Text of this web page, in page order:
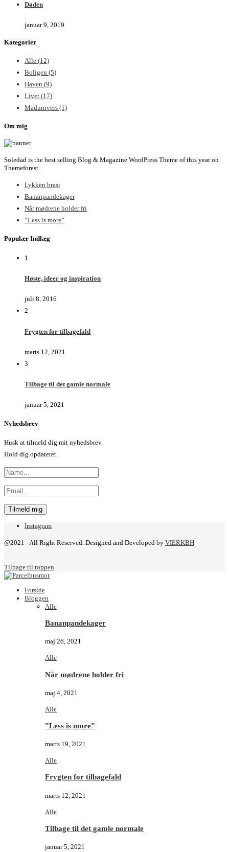
Døden
januar 9, 2019
Kategorier
Alle (12)
Boligen (5)
Haven (9)
Livet (17)
Madunivers (1)
Om mig
Soledad is the best selling Blog & Magazine WordPress Theme of this year on
Themeforest.
Lykken brast
Bananpandekager
Når mødrene holder fri
”Less is more”
Populær Indlæg
1
Høste, ideer og inspiration
juli 8, 2016
2
Frygten for tilbagefald
marts 12, 2021
3
Tilbage til det gamle normale
januar 5, 2021
Nyhedsbrev
Husk at tilmeld dig mit nyhedsbrev.
Hold dig opdateret.
Instagram
@2021 - All Right Reserved. Designed and Developed by VIERKBH
Tilbage til toppen
Forside
Bloggen
Alle
Bananpandekager
maj 26, 2021
Alle
Når mødrene holder fri
maj 4, 2021
Alle
”Less is more”
marts 19, 2021
Alle
Frygten for tilbagefald
marts 12, 2021
Alle
Tilbage til det gamle normale
januar 5, 2021